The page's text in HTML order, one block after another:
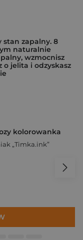
stan zapalny. 8
naturalnie
wzmocnisz
o jelita i odzyskasz
kolorowanka
„Timka.ink”